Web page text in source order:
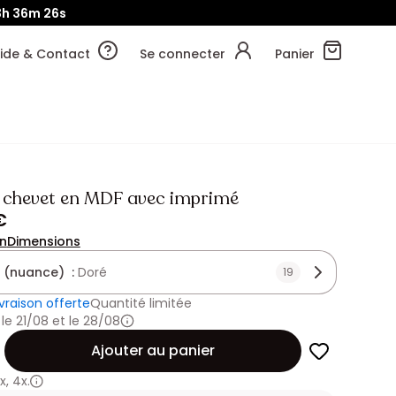
36m 24s
& Contact Se connecter Panier
chevet en MDF avec imprimé
Dimensions
(nuance) : Doré 19
offerteQuantité limitée
21/08 et le 28/08
Ajouter au panier
, 4x.